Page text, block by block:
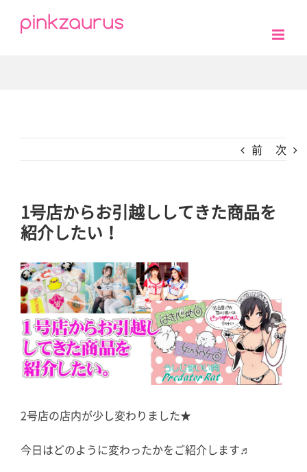
前 次
1号店からお引越ししてきた商品を
紹介したい！
2号店の店内が少し変わりました★
今日はどのように変わったかをご紹介します♬